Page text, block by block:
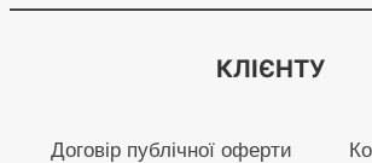
КЛІЄНТУ
Договір публічної оферти